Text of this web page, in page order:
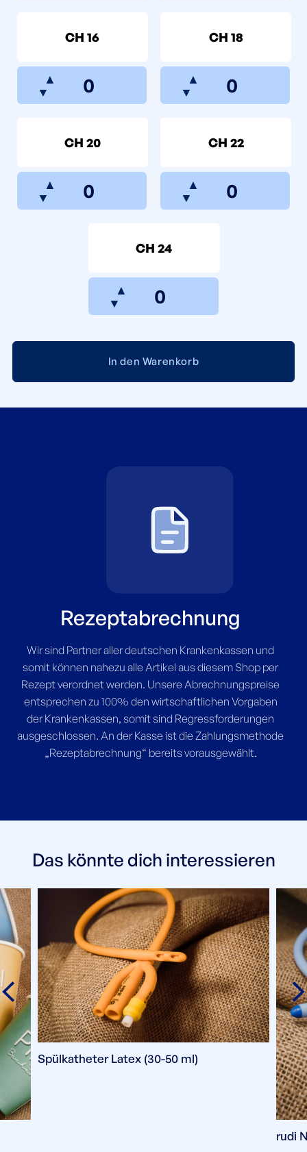
CH 16
▲
▼
CH 18
▲
▼
CH 20
▲
▼
CH 22
▲
▼
CH 24
▲
▼
In den Warenkorb
Rezeptabrechnung
Wir sind Partner aller deutschen Krankenkassen und
somit können nahezu alle Artikel aus diesem Shop per
Rezept verordnet werden. Unsere Abrechnungspreise
entsprechen zu 100% den wirtschaftlichen Vorgaben
der Krankenkassen, somit sind Regressforderungen
ausgeschlossen. An der Kasse ist die Zahlungsmethode
„Rezeptabrechnung“ bereits vorausgewählt.
Das könnte dich interessieren
Spülkatheter Latex (30-50 ml)
rudi